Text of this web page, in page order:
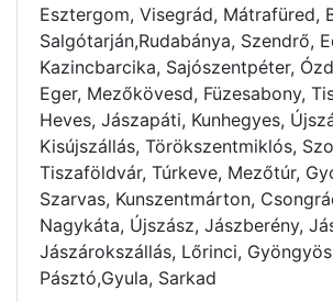
Esztergom, Visegrád, Mátrafüred,
Salgótarján,Rudabánya, Szendrő,
Kazincbarcika, Sajószentpéter,
Eger, Mezőkövesd, Füzesabony,
Heves, Jászapáti, Kunhegyes,
Kisújszállás, Törökszentmiklós,
Tiszaföldvár, Túrkeve, Mezőtúr,
Szarvas, Kunszentmárton,
Nagykáta, Újszász, Jászberény,
Jászárokszállás, Lőrinci,
Pásztó,Gyula, Sarkad